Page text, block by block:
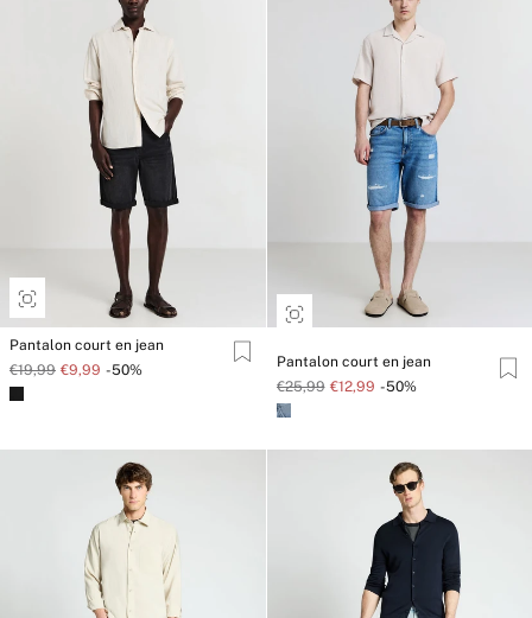
Pantalon court en jean
€19,99 €9,99 -50%
Pantalon court en jean
€25,99 €12,99 -50%